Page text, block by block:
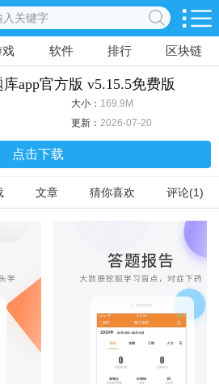
戏 软件 排行 区块链
app官方版 v5.15.5免费版
大小： 169.9M
更新： 2026-07-20
点击下载
文章 猜你喜欢 评论(1)